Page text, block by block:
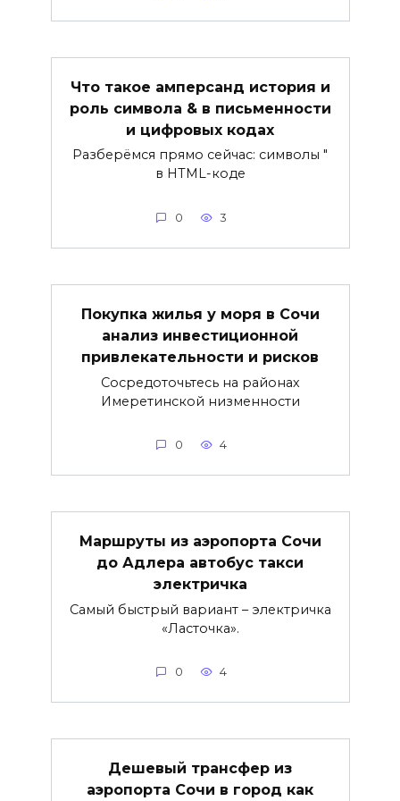
Что такое амперсанд история и
роль символа & в письменности
и цифровых кодах
Разберёмся прямо сейчас: символы "
в HTML-коде
0 3
Покупка жилья у моря в Сочи
анализ инвестиционной
привлекательности и рисков
Сосредоточьтесь на районах
Имеретинской низменности
0 4
Маршруты из аэропорта Сочи
до Адлера автобус такси
электричка
Самый быстрый вариант – электричка
«Ласточка».
0 4
Дешевый трансфер из
аэропорта Сочи в город как